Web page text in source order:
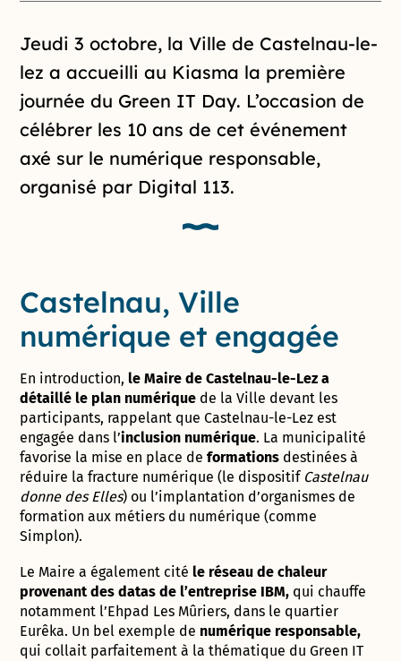
Introduction de la page
Jeudi 3 octobre, la Ville de Castelnau-le-
lez a accueilli au Kiasma la première
journée du Green IT Day. L’occasion de
célébrer les 10 ans de cet événement
axé sur le numérique responsable,
organisé par Digital 113.
Castelnau, Ville
numérique et engagée
En introduction,le Maire de Castelnau-le-Lez a
détaillé le plan numérique de la Ville devant les
participants, rappelant que Castelnau-le-Lez est
engagée dans l’inclusion numérique. La municipalité
favorise la mise en place de formations destinées à
réduire la fracture numérique (le dispositif Castelnau
donne des Elles) ou l’implantation d’organismes de
formation aux métiers du numérique (comme
Simplon).
Le Maire a également cité le réseau de chaleur
provenant des datas de l’entreprise IBM, qui chauffe
notamment l’Ehpad Les Mûriers, dans le quartier
Eurêka. Un bel exemple de numérique responsable,
qui collait parfaitement à la thématique du Green IT